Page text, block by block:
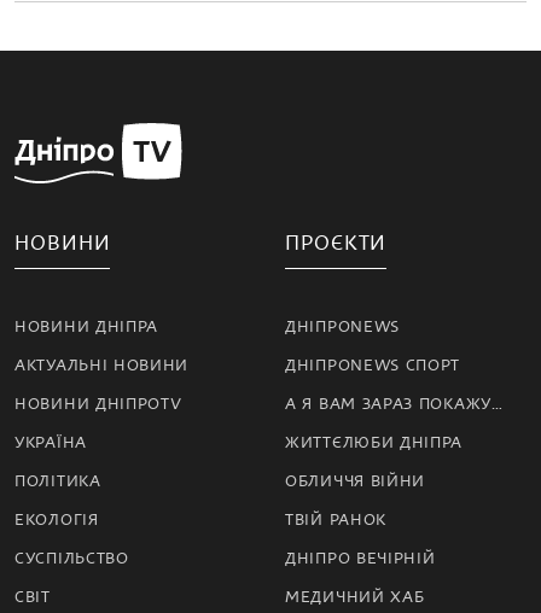
НОВИНИ
НОВИНИ ДНІПРА
АКТУАЛЬНІ НОВИНИ
НОВИНИ ДНІПРОTV
УКРАЇНА
ПОЛІТИКА
ЕКОЛОГІЯ
СУСПІЛЬСТВО
СВІТ
ПРОЄКТИ
ДНІПРОNEWS
ДНІПРОNEWS СПОРТ
А Я ВАМ ЗАРАЗ ПОКАЖУ…
ЖИТТЄЛЮБИ ДНІПРА
ОБЛИЧЧЯ ВІЙНИ
ТВІЙ РАНОК
ДНІПРО ВЕЧІРНІЙ
МЕДИЧНИЙ ХАБ